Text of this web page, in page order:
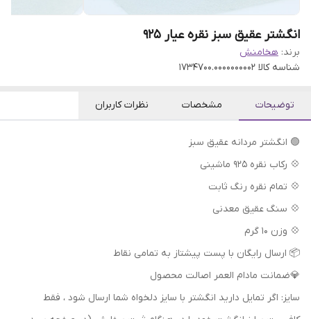
انگشتر عقیق سبز نقره عیار ۹۲۵
برند: هخامنش
شناسه کالا 1734700.0000000002
توضیحات مشخصات نظرات کاربران
🟢 انگشتر مردانه عقیق سبز
💠 رکاب نقره 925 ماشینی
💠 تمام نقره رنگ ثابت
💠 سنگ عقیق معدنی
💠 وزن 10 گرم
📦 ارسال رایگان با پست پیشتاز به تمامی نقاط
💎ضمانت مادام العمر اصالت محصول
سایز: اگر تمایل دارید انگشتر با سایز دلخواه شما ارسال شود ، فقط